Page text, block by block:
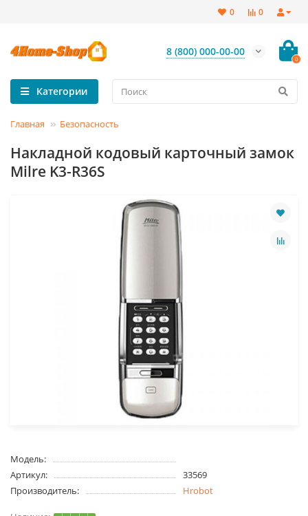
0
0
8 (800) 000-00-00
0
Категории
Главная Безопасность
Накладной кодовый карточный замок
Milre K3-R36S
Модель:
Артикул:
33569
Производитель:
Hrobot